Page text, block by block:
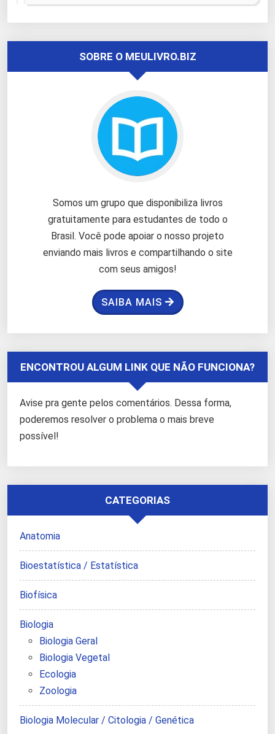
SOBRE O MEULIVRO.BIZ
Somos um grupo que disponibiliza livros
gratuitamente para estudantes de todo o
Brasil. Você pode apoiar o nosso projeto
enviando mais livros e compartilhando o site
com seus amigos!
SAIBA MAIS
ENCONTROU ALGUM LINK QUE NÃO FUNCIONA?
Avise pra gente pelos comentários. Dessa forma,
poderemos resolver o problema o mais breve
possível!
CATEGORIAS
Anatomia
Bioestatística / Estatística
Biofísica
Biologia
Biologia Geral
Biologia Vegetal
Ecologia
Zoologia
Biologia Molecular / Citologia / Genética